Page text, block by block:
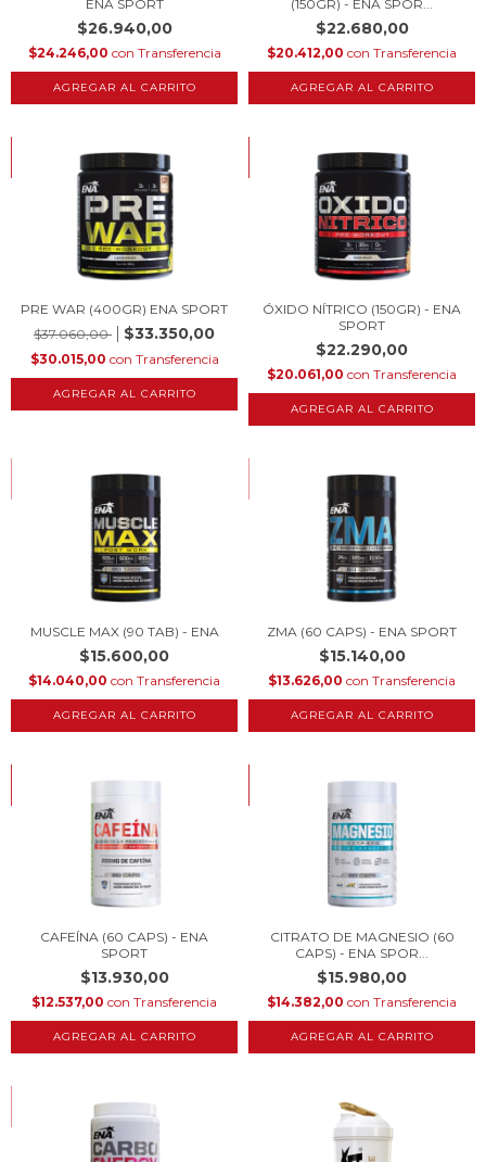
ENA SPORT
$26.940,00
$24.246,00 con Transferencia
AGREGAR AL CARRITO
(150GR) - ENA SPOR...
$22.680,00
$20.412,00 con Transferencia
HASTA 10% OFF
COMPRANDO EN CANTIDAD
PRE WAR (400GR) ENA SPORT
$37.060,00
$33.350,00
$30.015,00 con Transferencia
AGREGAR AL CARRITO
HASTA 10% OFF
COMPRANDO EN CANTIDAD
ÓXIDO NÍTRICO (150GR) - ENA
SPORT
$22.290,00
$20.061,00 con Transferencia
HASTA 10% OFF
COMPRANDO EN CANTIDAD
MUSCLE MAX (90 TAB) - ENA
$15.600,00
$14.040,00 con Transferencia
HASTA 10% OFF
COMPRANDO EN CANTIDAD
ZMA (60 CAPS) - ENA SPORT
$15.140,00
$13.626,00 con Transferencia
HASTA 10% OFF
CAFEÍNA (60 CAPS) - ENA
SPORT
$13.930,00
$12.537,00 con Transferencia
HASTA 10% OFF
CITRATO DE MAGNESIO (60
CAPS) - ENA SPOR...
$15.980,00
$14.382,00 con Transferencia
HASTA 10% OFF
COMPRANDO EN CANTIDAD